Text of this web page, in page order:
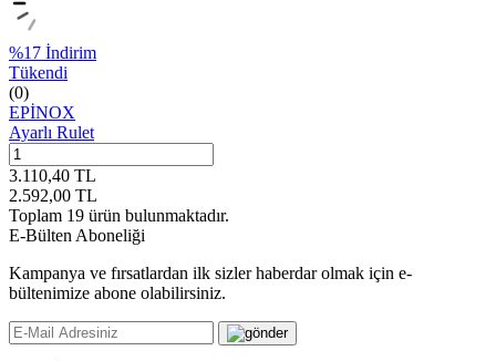
%17 İndirim
Tükendi
(0)
EPİNOX
Ayarlı Rulet
3.110,40 TL
2.592,00 TL
Toplam 19 ürün bulunmaktadır.
E-Bülten Aboneliği
Kampanya ve fırsatlardan ilk sizler haberdar olmak için e-
bültenimize abone olabilirsiniz.